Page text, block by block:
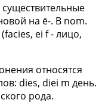
на ē-. В nom.
ei f -лицо,
относятся
dies, diei m день.
рода.